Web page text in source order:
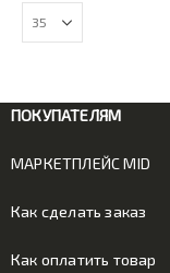
ПОКУПАТЕЛЯМ
МАРКЕТПЛЕЙС MID
Как сделать заказ
Как оплатить товар